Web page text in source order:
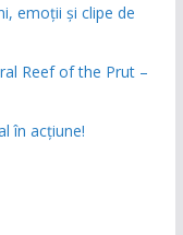
emoții și clipe de
Reef of the Prut –
în acțiune!